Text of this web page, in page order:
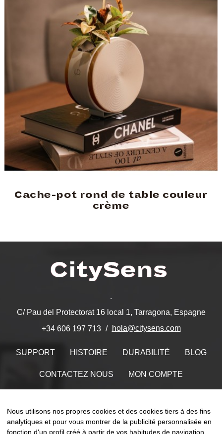
Cache-pot rond de table couleur
crème
.
C/ Pau del Protectorat 16 local 1, Tarragona, Espagne
+34 606 197 713
hola@citysens.com
SUPPORT HISTOIRE DURABILITÉ BLOG
CONTACTEZ NOUS MON COMPTE
Nous utilisons nos propres cookies et des cookies tiers à des fins
analytiques et pour vous montrer de la publicité personnalisée en
fonction d'un profil créé à partir de vos habitudes de navigation.